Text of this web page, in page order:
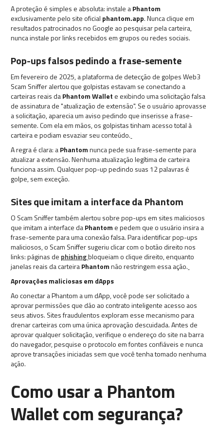
A proteção é simples e absoluta: instale aPhantom
exclusivamente pelo site oficial phantom.app. Nunca clique em
resultados patrocinados no Google ao pesquisar pela carteira,
nunca instale por links recebidos em grupos ou redes sociais.
Pop-ups falsos pedindo a frase-semente
Em fevereiro de 2025, a plataforma de detecção de golpes Web3
Scam Sniffer alertou que golpistas estavam se conectando a
carteiras reais daPhantom Wallet e exibindo uma solicitação falsa
de assinatura de "atualização de extensão". Se o usuário aprovasse
a solicitação, aparecia um aviso pedindo que inserisse a frase-
semente. Com ela em mãos, os golpistas tinham acesso total à
carteira e podiam esvaziar seu conteúdo.
A regra é clara: aPhantomnunca pede sua frase-semente para
atualizar a extensão. Nenhuma atualização legítima de carteira
funciona assim. Qualquer pop-up pedindo suas 12 palavras é
golpe, sem exceção.
Sites que imitam a interface da Phantom
O Scam Sniffer também alertou sobre pop-ups em sites maliciosos
que imitam a interface daPhantom e pedem que o usuário insira a
frase-semente para uma conexão falsa. Para identificar pop-ups
maliciosos, o Scam Sniffer sugeriu clicar com o botão direito nos
links: páginas de phishingbloqueiam o clique direito, enquanto
janelas reais da carteiraPhantomnão restringem essa ação.
Aprovações maliciosas em dApps
Ao conectar a Phantom a um dApp, você pode ser solicitado a
aprovar permissões que dão ao contrato inteligente acesso aos
seus ativos. Sites fraudulentos exploram esse mecanismo para
drenar carteiras com uma única aprovação descuidada. Antes de
aprovar qualquer solicitação, verifique o endereço do site na barra
do navegador, pesquise o protocolo em fontes confiáveis e nunca
aprove transações iniciadas sem que você tenha tomado nenhuma
ação.
Como usar a Phantom
Wallet com segurança?